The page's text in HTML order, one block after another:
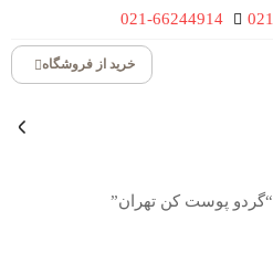
021-66244914
خرید از فروشگاه
پوست کن تهران”